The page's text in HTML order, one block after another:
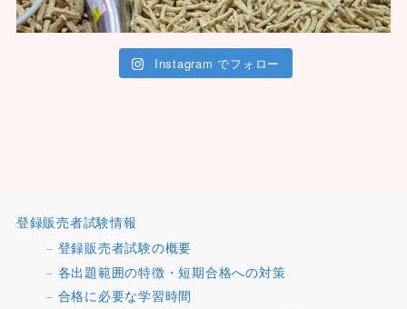
Instagram でフォロー
登録販売者試験情報
登録販売者試験の概要
各出題範囲の特徴・短期合格への対策
合格に必要な学習時間